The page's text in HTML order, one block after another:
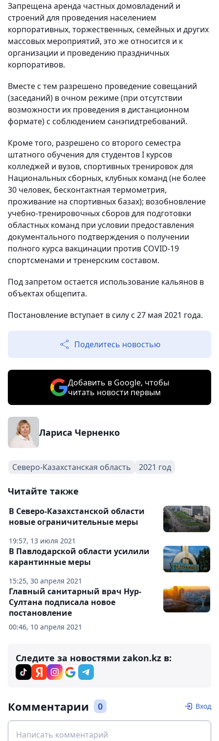
Запрещена аренда частных домовладений и
строений для проведения населением
корпоративных, торжественных, семейных и других
массовых мероприятий, это же относится и к
организации и проведению праздничных
корпоративов.
Вместе с тем разрешено проведение совещаний
(заседаний) в очном режиме (при отсутствии
возможности их проведения в дистанционном
формате) с соблюдением санэпидтребований.
Кроме того, разрешено со второго семестра
штатного обучения для cтудентов I курсов
колледжей и вузов, спортивных тренировок для
Национальных сборных, клубных команд (не более
30 человек, бесконтактная термометрия,
проживание на спортивных базах); возобновление
учебно-тренировочных сборов для подготовки
областных команд при условии предоставления
документального подтверждения о получении
полного курса вакцинации против COVID-19
спортсменами и тренерским составом.
Под запретом остается использование кальянов в
объектах общепита.
Постановление вступает в силу с 27 мая 2021 года.
Поделитесь новостью
Добавить в Google, чтобы
читать новости первым
Лариса Черненко
Северо-Казахстанская область 2021 год
Читайте также
19:57, 13 июля 2021
В Северо-Казахстанской области
новые ограничительные меры
15:25, 30 апреля 2021
В Павлодарской области усилили
карантинные меры
00:46, 10 апреля 2021
Главный санитарный врач Нур-
Султана подписала новое
постановление
Следите за новостями zakon.kz в:
Комментарии 0 Вход